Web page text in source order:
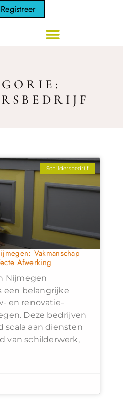
Registreer
Schildersbedrijf
Vakmanschap
Afwerking
Nijmegen
een belangrijke
en renovatie-
Deze bedrijven
scala aan diensten
van schilderwerk,